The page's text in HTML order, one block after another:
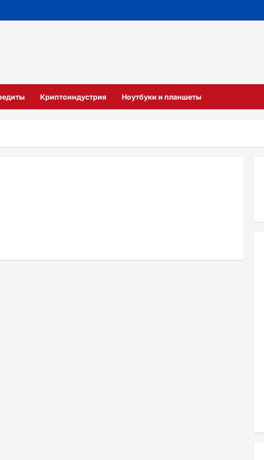
Криптоиндустрия Ноутбуки и планшеты